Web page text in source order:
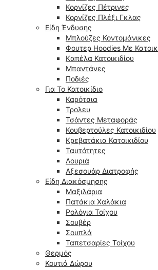
Κορνίζες Πέτρινες
Κορνίζες Πλέξι Γκλας
Είδη Ένδυσης
Μπλούζες Κοντομάνικες
Φουτερ Hoodies Με
Kαπέλα Κατοικιδίου
Μπαντάνες
Ποδιές
Για Το Κατοικίδιο
Καρότσια
Τρολευ
Τσάντες Μεταφοράς
Κουβερτούλες Κατοικιδίου
Κρεβατάκια Κατοικιδίου
Ταυτότητες
Λουριά
Αξεσουάρ Διατροφής
Είδη Διακόσμησης
Μαξιλάρια
Πατάκια Χαλάκια
Ρολόγια Τοίχου
Σουβέρ
Σουπλά
Ταπετσαρίες Τοίχου
Θερμός
Κουτιά Δώρου